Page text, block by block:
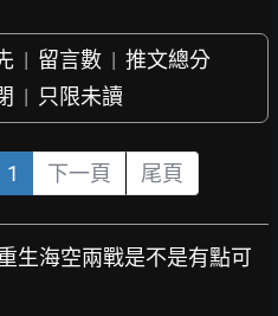
| 留言數 | 推文總分
| 只限未讀
1 下一頁 尾頁
生海空兩戰是不是有點可